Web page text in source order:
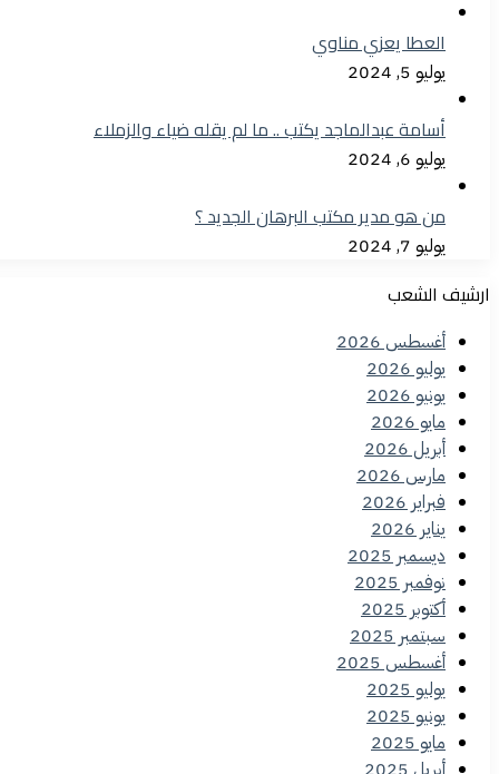
العطا يعزي مناوي
يوليو 5, 2024
أسامة عبدالماجد يكتب .. ما لم يقله ضياء والزملاء
يوليو 6, 2024
من هو مدير مكتب البرهان الجديد ؟
يوليو 7, 2024
ارشيف الشعب
أغسطس 2026
يوليو 2026
يونيو 2026
مايو 2026
أبريل 2026
مارس 2026
فبراير 2026
يناير 2026
ديسمبر 2025
نوفمبر 2025
أكتوبر 2025
سبتمبر 2025
أغسطس 2025
يوليو 2025
يونيو 2025
مايو 2025